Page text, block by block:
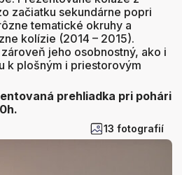
začiatku sekundárne popri
tematické okruhy a
kolízie (2014 – 2015).
jeho osobnostný, ako i
k plošným i priestorovým
prehliadka pri pohári
13 fotografií